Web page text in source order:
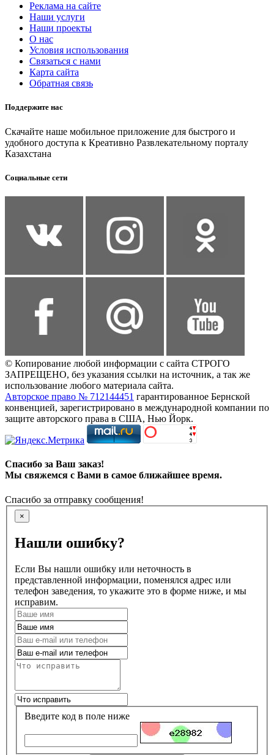
Реклама на сайте
Наши услуги
Наши проекты
О нас
Условия использования
Связаться с нами
Карта сайта
Обратная связь
Поддержите нас
Скачайте наше мобильное приложение для быстрого и
удобного доступа к Креативно Развлекательному порталу
Казахстана
Социальные сети
© Копирование любой информации с сайта СТРОГО
ЗАПРЕЩЕНО, без указания ссылки на источник, а так же
использование любого материала сайта.
Авторское право № 712144451 гарантированное Бернской
конвенцией, зарегистрировано в международной компании по
защите авторского права в США, Нью Йорк.
Спасибо за Ваш заказ!
Мы свяжемся с Вами в самое ближайшее время.
Спасибо за отправку сообщения!
×
Нашли ошибку?
Если Вы нашли ошибку или неточность в
представленной информации, поменялся адрес или
телефон заведения, то укажите это в форме ниже, и мы
исправим.
Введите код в поле ниже